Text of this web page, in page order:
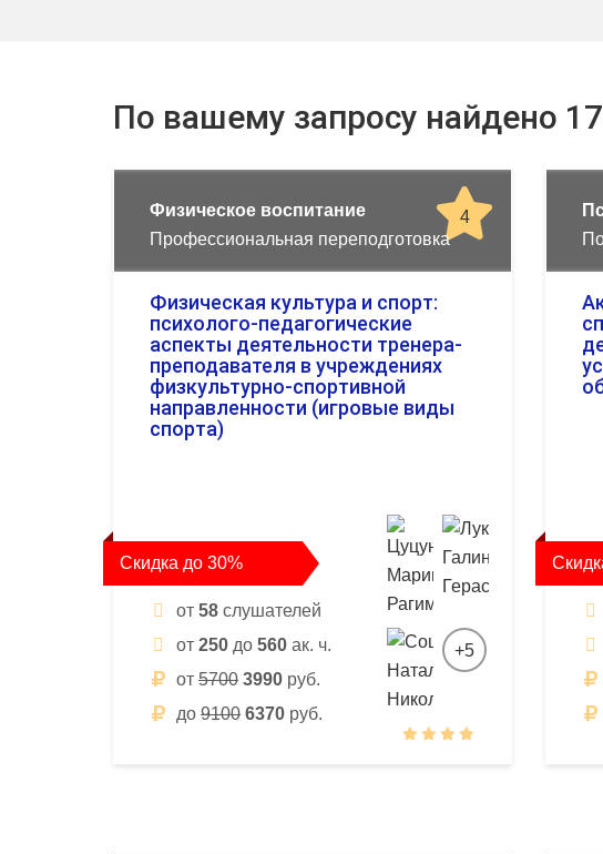
По вашему запросу найдено
4
Физическое воспитание
Профессиональная переподготовка
Физическая культура и спорт:
психолого-педагогические
аспекты деятельности тренера-
преподавателя в учреждениях
физкультурно-спортивной
направленности (игровые виды
спорта)
Скидка до 30%
от 58 слушателей
от 250 до 560 ак. ч.
от 5700 3990 руб.
до 9100 6370 руб.
+5